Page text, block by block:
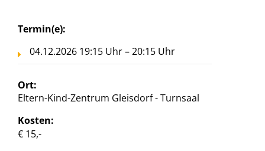
Termin(e):
04.12.2026 19:15 Uhr – 20:15 Uhr
Ort:
Eltern-Kind-Zentrum Gleisdorf - Turnsaal
Kosten:
€ 15,-